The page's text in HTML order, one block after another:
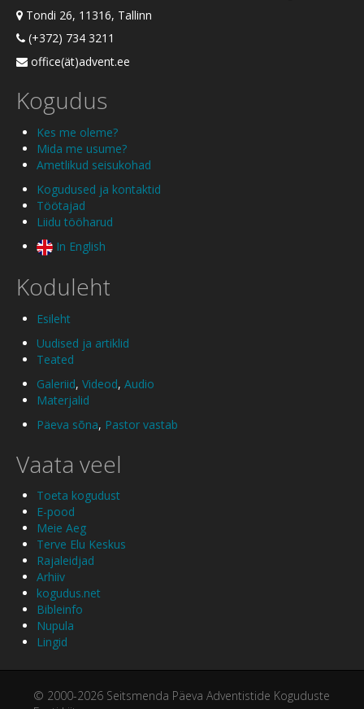
Tondi 26, 11316, Tallinn
(+372) 734 3211
office(ät)advent.ee
Kogudus
Kes me oleme?
Mida me usume?
Ametlikud seisukohad
Kogudused ja kontaktid
Töötajad
Liidu tööharud
In English
Koduleht
Esileht
Uudised ja artiklid
Teated
Galeriid, Videod, Audio
Materjalid
Päeva sõna, Pastor vastab
Vaata veel
Toeta kogudust
E-pood
Meie Aeg
Terve Elu Keskus
Rajaleidjad
Arhiiv
kogudus.net
Bibleinfo
Nupula
Lingid
© 2000-2026 Seitsmenda Päeva Adventistide Koguduste